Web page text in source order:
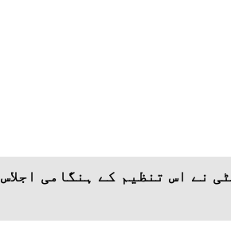
نے اس تنظیم کے ہنگامی اجلاس